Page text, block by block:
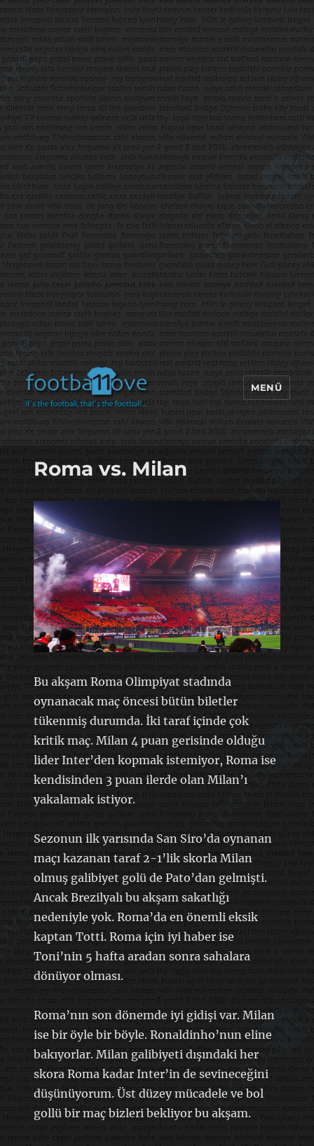
footbaLLove
MENÜ
Roma vs. Milan
Bu akşam Roma Olimpiyat stadında
oynanacak maç öncesi bütün biletler
tükenmiş durumda. İki taraf içinde çok
kritik maç. Milan 4 puan gerisinde olduğu
lider Inter’den kopmak istemiyor, Roma ise
kendisinden 3 puan ilerde olan Milan’ı
yakalamak istiyor.
Sezonun ilk yarısında San Siro’da oynanan
maçı kazanan taraf 2-1’lik skorla Milan
olmuş galibiyet golü de Pato’dan gelmişti.
Ancak Brezilyalı bu akşam sakatlığı
nedeniyle yok. Roma’da en önemli eksik
kaptan Totti. Roma için iyi haber ise
Toni’nin 5 hafta aradan sonra sahalara
dönüyor olması.
Roma’nın son dönemde iyi gidişi var. Milan
ise bir öyle bir böyle. Ronaldinho’nun eline
bakıyorlar. Milan galibiyeti dışındaki her
skora Roma kadar Inter’in de sevineceğini
düşünüyorum. Üst düzey mücadele ve bol
gollü bir maç bizleri bekliyor bu akşam.